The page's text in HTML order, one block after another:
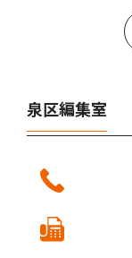
泉区編集室